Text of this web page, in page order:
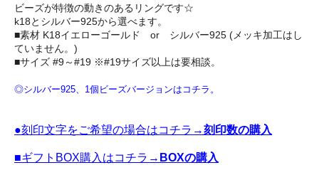
ビーズが特徴の動きのあるリングです☆
k18とシルバー925から選べます。
■素材 K18イエローゴールド or シルバー925 (メッキ加工はし
ていません。)
■サイズ #9～#19 ※#19サイズ以上は要相談。
◎シルバー925、1個ビーズバージョンはコチラ。
●刻印文字をご希望の場合はコチラ→刻印数の購入
■ギフトBOX購入はコチラ→ BOXの購入